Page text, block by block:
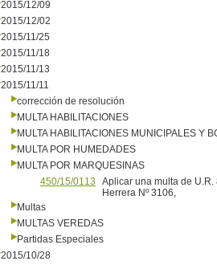
2015/12/09
2015/12/02
2015/11/25
2015/11/18
2015/11/13
2015/11/11
corrección de resolución
MULTA HABILITACIONES
MULTA HABILITACIONES MUNICIPALES Y
MULTA POR HUMEDADES
MULTA POR MARQUESINAS
450/15/0113
Aplicar una multa de U.R.
Herrera Nº 3106,
Multas
MULTAS VEREDAS
Partidas Especiales
2015/10/28